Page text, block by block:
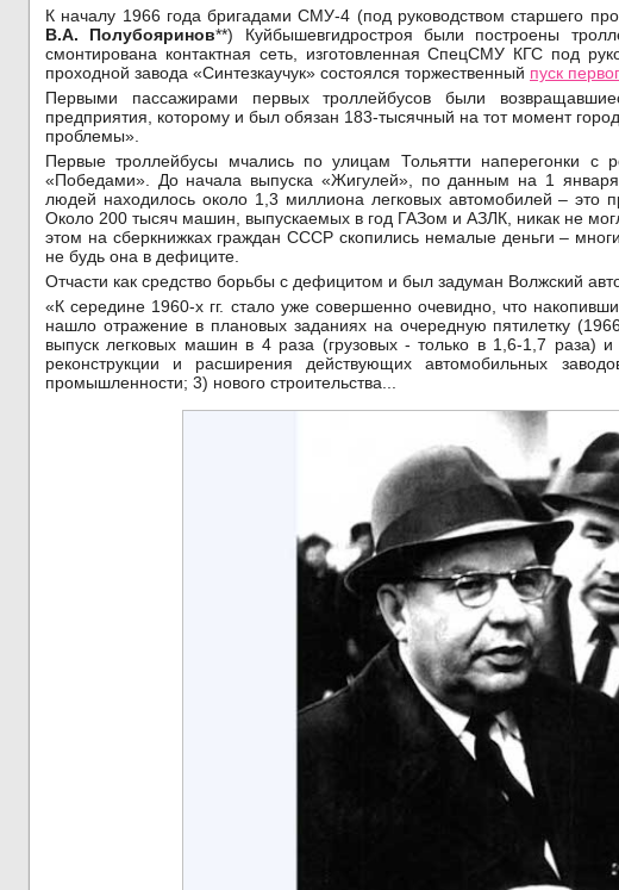
К началу 1966 года бригадами СМУ-4 (под руководством старшего
В.А. Полубояринов**) Куйбышевгидростроя были построены
смонтирована контактная сеть, изготовленная СпецСМУ КГС под
проходной завода «Синтезкаучук» состоялся торжественный пуск
Первыми пассажирами первых троллейбусов были
предприятия, которому и был обязан 183-тысячный на тот момент
проблемы».
Первые троллейбусы мчались по улицам Тольятти наперегонки с
«Победами». До начала выпуска «Жигулей», по данным на 1
людей находилось около 1,3 миллиона легковых автомобилей – это
Около 200 тысяч машин, выпускаемых в год ГАЗом и АЗЛК, никак не
этом на сберкнижках граждан СССР скопились немалые деньги –
не будь она в дефиците.
Отчасти как средство борьбы с дефицитом и был задуман Волжский
«К середине 1960-х гг. стало уже совершенно очевидно, что
нашло отражение в плановых заданиях на очередную пятилетку
выпуск легковых машин в 4 раза (грузовых - только в 1,6-1,7 раза)
реконструкции и расширения действующих автомобильных
промышленности; 3) нового строительства...